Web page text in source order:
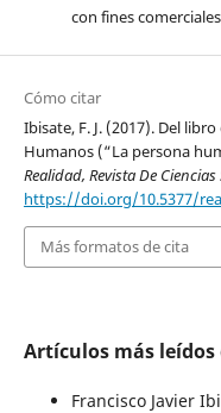
con fines
Cómo citar
Ibisate, F. J. (2017). Del
Humanos (“La persona
Realidad, Revista De
https://doi.org/10.5377/
Más formatos de cita
Artículos más
Francisco Javier